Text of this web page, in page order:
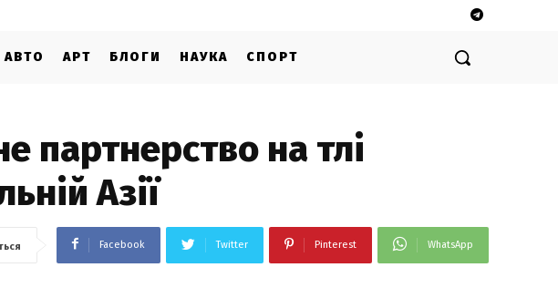
АВТО АРТ БЛОГИ НАУКА СПОРТ
партнерство на тлі
Азії
Facebook Twitter Pinterest WhatsApp